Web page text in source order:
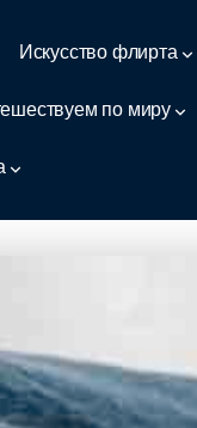
Искусство флирта
по миру